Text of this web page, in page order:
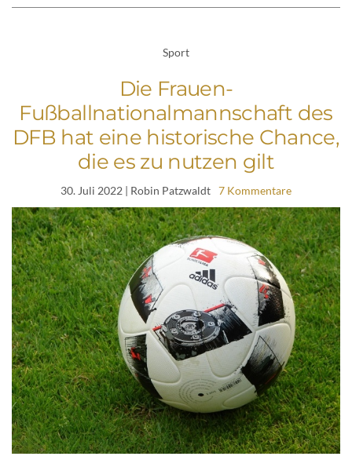
Sport
Die Frauen-
Fußballnationalmannschaft des
DFB hat eine historische Chance,
die es zu nutzen gilt
30. Juli 2022 | Robin Patzwaldt 7 Kommentare